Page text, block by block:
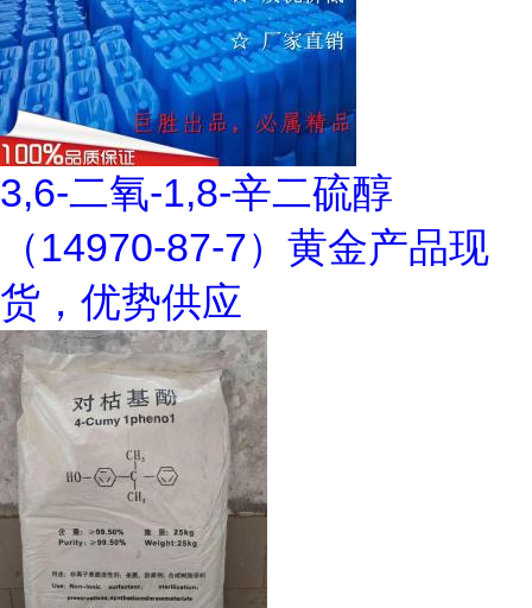
3,6-二氧-1,8-辛二硫醇
（14970-87-7）黄金产品现
货，优势供应